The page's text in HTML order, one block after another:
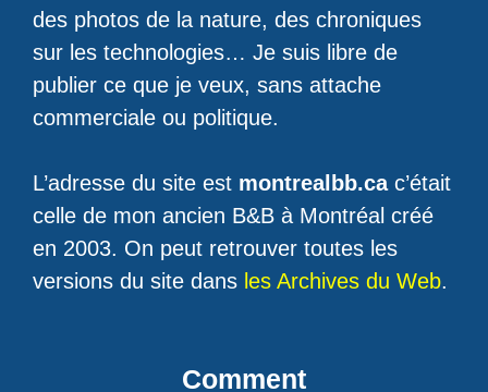
des photos de la nature, des chroniques
sur les technologies… Je suis libre de
publier ce que je veux, sans attache
commerciale ou politique.
L’adresse du site est montrealbb.cac’était
celle de mon ancien B&B à Montréal créé
en 2003. On peut retrouver toutes les
versions du site dans les Archives du Web.
Comment